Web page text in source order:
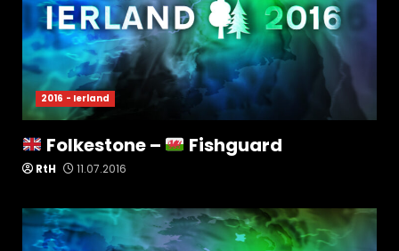
2016 - Ierland
Folkestone – Fishguard
RtH 11.07.2016